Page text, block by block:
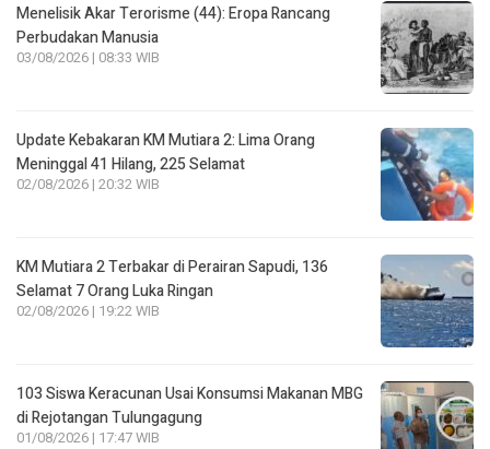
Menelisik Akar Terorisme (44): Eropa Rancang
Perbudakan Manusia
03/08/2026 | 08:33 WIB
Update Kebakaran KM Mutiara 2: Lima Orang
Meninggal 41 Hilang, 225 Selamat
02/08/2026 | 20:32 WIB
KM Mutiara 2 Terbakar di Perairan Sapudi, 136
Selamat 7 Orang Luka Ringan
02/08/2026 | 19:22 WIB
103 Siswa Keracunan Usai Konsumsi Makanan MBG
di Rejotangan Tulungagung
01/08/2026 | 17:47 WIB